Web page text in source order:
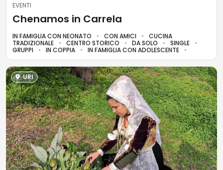
EVENTI
Chenamos in Carrela
IN FAMIGLIA CON NEONATO CON AMICI
CUCINA
TRADIZIONALE
CENTRO STORICO DA SOLO
SINGLE
GRUPPI
IN COPPIA IN FAMIGLIA CON ADOLESCENTE
URI